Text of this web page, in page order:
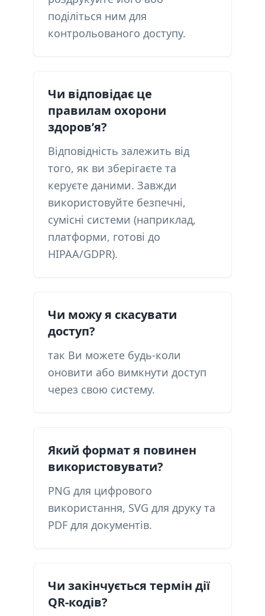
поділіться ним для
контрольованого доступу.
Чи відповідає це
правилам охорони
здоров’я?
Відповідність залежить від
того, як ви зберігаєте та
керуєте даними. Завжди
використовуйте безпечні,
сумісні системи (наприклад,
платформи, готові до
HIPAA/GDPR).
Чи можу я скасувати
доступ?
так Ви можете будь-коли
оновити або вимкнути доступ
через свою систему.
Який формат я повинен
використовувати?
PNG для цифрового
використання, SVG для друку та
PDF для документів.
Чи закінчується термін дії
QR-кодів?